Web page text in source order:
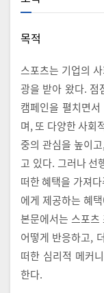
목적
스포츠는 기업의
광을 받아 왔다. 점
캠페인을 펼치면
며, 또 다양한 사회
중의 관심을 높이
고 있다. 그러나 선
떠한 혜택을 가져
에게 제공하는 혜
본문에서는 스포츠
어떻게 반응하고,
떠한 심리적 메커
한다.